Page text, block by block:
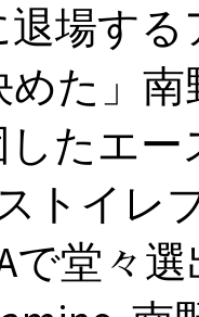
退場す
めた」
たエ
トイレ
で堂々選